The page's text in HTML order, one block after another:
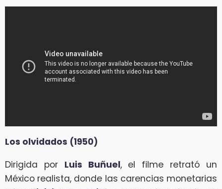
Los olvidados (1950)
Dirigida por Luis Buñuel, el filme retrató un
México realista, donde las carencias monetarias